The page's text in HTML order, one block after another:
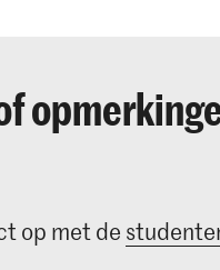
op met de